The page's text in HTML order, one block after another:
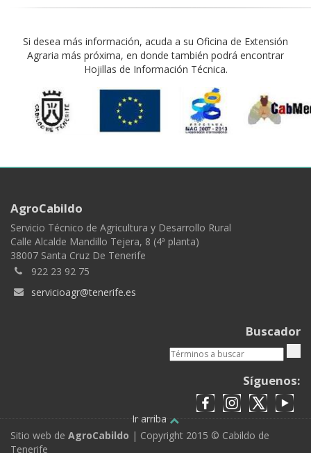
Si desea más información, acuda a su Oficina de Extensión
Agraria más próxima, en donde también podrá encontrar
Hojillas de Información Técnica.
AgroCabildo
Servicio Técnico de Agricultura y Desarrollo Rural
Calle Alcalde Mandillo Tejera, 8 (4ª planta)
38007 Santa Cruz De Tenerife
922 23 92 75
servicioagr@tenerife.es
Buscador
Síguenos:
Ir arriba
Sitio web de AgroCabildo | Copyright 2015 © Cabildo de
Tenerife